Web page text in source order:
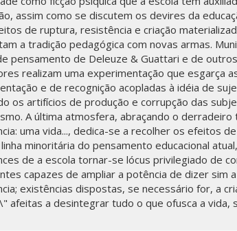
assim como se discutem os devires da
de ruptura, resistência e criação
a tradição pedagógica com novas armas.
pensamento de Deleuze & Guattari e de
realizam uma experimentação que esgarça
e de recognição acopladas à idéia de
os artifícios de produção e corrupção das
A última atmosfera, abraçando o
uma vida..., dedica-se a recolher os efeitos
minoritária do pensamento educacional
de a escola tornar-se lócus privilegiado de
capazes de ampliar a potência de dizer sim
existências dispostas, se necessário for, a
afeitas a desintegrar tudo o que ofusca a vida,